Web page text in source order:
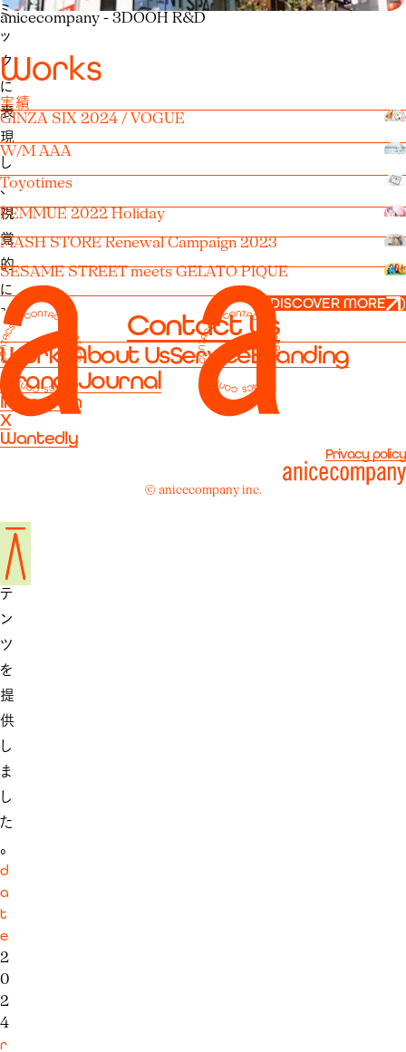
ミ
ッ
ク
に
表
現
し
、
視
覚
的
に
強
い
印
象
を
残
像
コ
ン
テ
ン
ツ
を
提
供
し
ま
し
た
。
d
a
t
e
2
0
2
4
r
anicecompany - 3DOOH R&D
Works
実績
GINZA SIX 2024 / VOGUE
W/M AAA
Toyotimes
FEMMUE 2022 Holiday
MASH STORE Renewal Campaign 2023
SESAME STREET meets GELATO PIQUE
(DISCOVER MORE )
Contact Us
Works About UsServiceBranding
BrandsJournal
Instagram
X
Wantedly
Privacy policy
© anicecompany inc.